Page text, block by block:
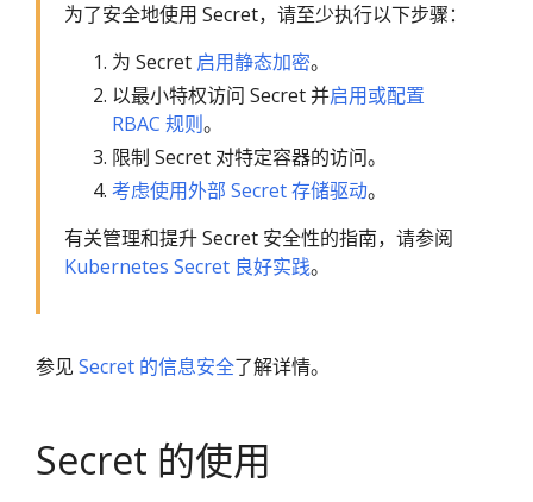
为了安全地使用 Secret，请至少执行以下步骤：
为 Secret 启用静态加密。
以最小特权访问 Secret 并启用或配置
RBAC 规则。
限制 Secret 对特定容器的访问。
考虑使用外部 Secret 存储驱动。
有关管理和提升 Secret 安全性的指南，请参阅
Kubernetes Secret 良好实践。
参见 Secret 的信息安全了解详情。
Secret 的使用